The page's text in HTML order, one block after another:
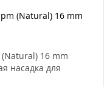
(Natural) 16 mm
16 mm
насадка для